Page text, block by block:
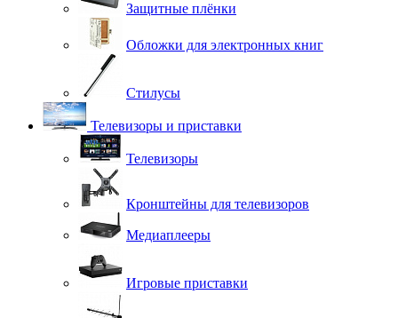
Защитные плёнки
Обложки для электронных книг
Стилусы
Телевизоры и приставки
Телевизоры
Кронштейны для телевизоров
Медиаплееры
Игровые приставки